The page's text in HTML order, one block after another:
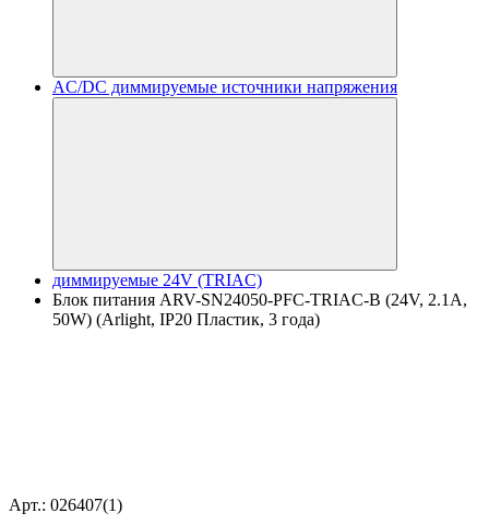
AC/DC диммируемые источники напряжения
диммируемые 24V (TRIAC)
Блок питания ARV-SN24050-PFC-TRIAC-B (24V, 2.1A,
50W) (Arlight, IP20 Пластик, 3 года)
Арт.: 026407(1)